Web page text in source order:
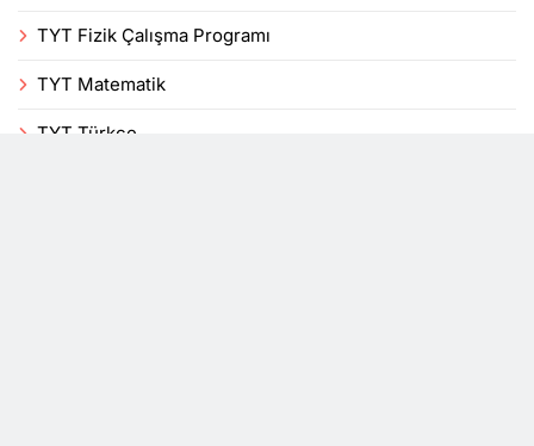
TYT Fizik Çalışma Programı
TYT Matematik
TYT Türkçe